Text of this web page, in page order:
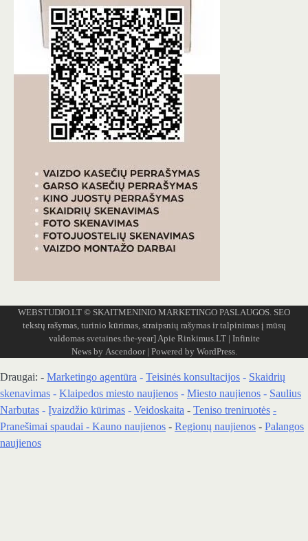
WEBSTUDIO.LT © SKAITMENINIO MARKETINGO PASLAUGOS. SEO
tekstų rašymas, turinio kūrimas, straipsnių rašymas ir talpinimas į mūsų
valdomas svetaines.the-year]Apie Rinkimus.LT| Infinite
News by Ascendoor| Powered by WordPress.
Draugai: - Marketingo agentūra - Teisinės konsultacijos - Skaidrių
skenavimas - Klaipedos miesto naujienos - Miesto naujienos - Saulius
Narbutas - Įvaizdžio kūrimas - Veidoskaita - Teniso treniruotės -
Pranešimai spaudai - Kauno naujienos - Regionų naujienos - Palangos
naujienos